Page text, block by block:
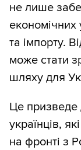
не лише
економічних
та імпорту.
може стати
шляху для
Це призведе
українців,
на фронті з